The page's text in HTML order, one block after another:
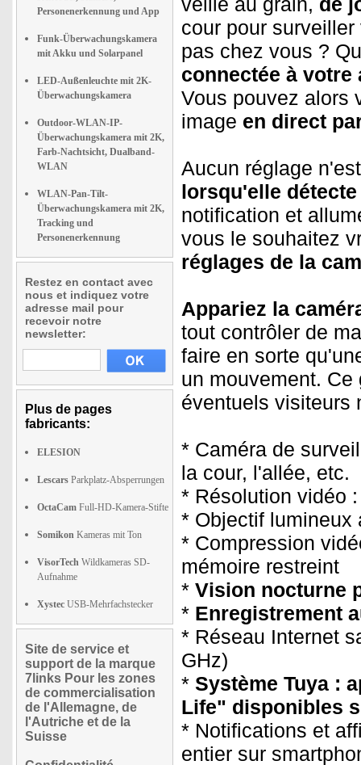
Personenerkennung und App
Funk-Überwachungskamera
mit Akku und Solarpanel
LED-Außenleuchte mit 2K-
Überwachungskamera
Outdoor-WLAN-IP-
Überwachungskamera mit 2K,
Farb-Nachtsicht, Dualband-
WLAN
WLAN-Pan-Tilt-
Überwachungskamera mit 2K,
Tracking und
Personenerkennung
Restez en contact avec
nous et indiquez votre
adresse mail pour
recevoir notre
newsletter:
Plus de pages
fabricants:
ELESION
Lescars Parkplatz-Absperrungen
OctaCam Full-HD-Kamera-Stifte
Somikon Kameras mit Ton
VisorTech Wildkameras SD-
Aufnahme
Xystec USB-Mehrfachstecker
Site de service et
support de la marque
7links Pour les zones
de commercialisation
de l'Allemagne, de
l'Autriche et de la
Suisse
cour pour
pas chez vous ?
connectée à
Vous pouvez alors
image en direct
Aucun réglage
lorsqu'elle
notification et
vous le souhaitez
réglages de la
Appariez la
tout contrôler de
faire en sorte
un mouvement.
éventuels visiteurs
* Caméra de
la cour, l'allée, etc.
* Résolution vidéo
* Objectif lumineux
* Compression
mémoire restreint
* Vision nocturne
* Enregistrement
* Réseau Internet
GHz)
* Système Tuya :
Life" disponibles
* Notifications et
entier sur